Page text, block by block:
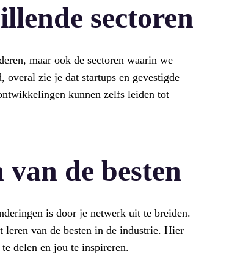
sectoren
maar ook de sectoren waarin we
overal zie je dat startups en gevestigde
kunnen zelfs leiden tot
de besten
is door je netwerk uit te breiden.
leren van de besten in de industrie. Hier
delen en jou te inspireren.